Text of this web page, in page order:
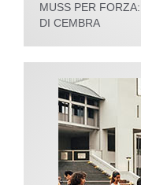
MUSS PER
DI CEMBRA